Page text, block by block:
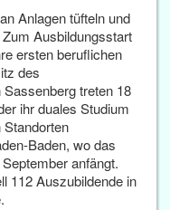
Anlagen tüfteln und
Ausbildungsstart
ersten beruflichen
des
treten 18
ihr duales Studium
Standorten
Baden, wo das
anfängt.
112 Auszubildende in